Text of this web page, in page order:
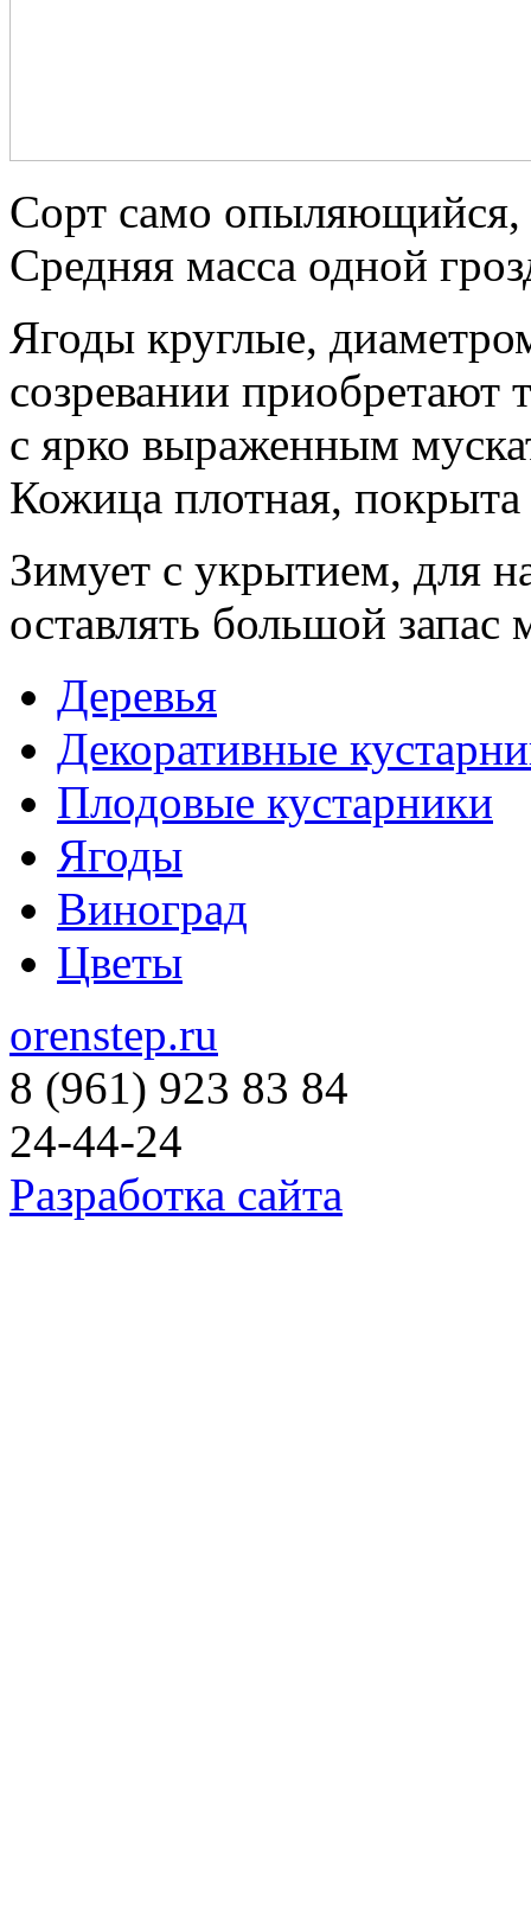
Сорт само опыляющийся,
Средняя масса одной
Ягоды круглые,
созревании приобретают
с ярко выраженным
Кожица плотная,
Зимует с укрытием, для
оставлять большой
Деревья
Декоративные
Плодовые кустарники
Ягоды
Виноград
Цветы
orenstep.ru
8 (961) 923 83 84
24-44-24
Разработка сайта